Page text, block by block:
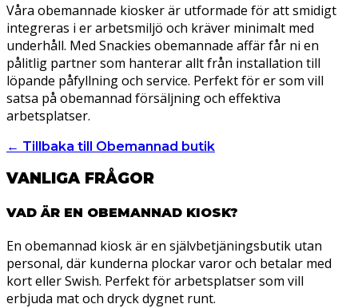
Våra obemannade kiosker är utformade för att smidigt
integreras i er arbetsmiljö och kräver minimalt med
underhåll. Med Snackies obemannade affär får ni en
pålitlig partner som hanterar allt från installation till
löpande påfyllning och service. Perfekt för er som vill
satsa på obemannad försäljning och effektiva
arbetsplatser.
← Tillbaka till Obemannad butik
VANLIGA FRÅGOR
VAD ÄR EN OBEMANNAD KIOSK?
En obemannad kiosk är en självbetjäningsbutik utan
personal, där kunderna plockar varor och betalar med
kort eller Swish. Perfekt för arbetsplatser som vill
erbjuda mat och dryck dygnet runt.